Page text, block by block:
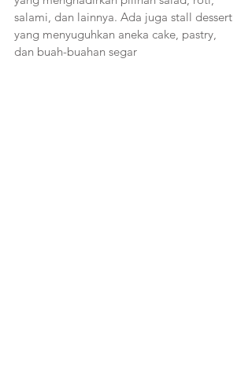
salami, dan lainnya. Ada juga stall dessert
yang menyuguhkan aneka cake, pastry,
dan buah-buahan segar